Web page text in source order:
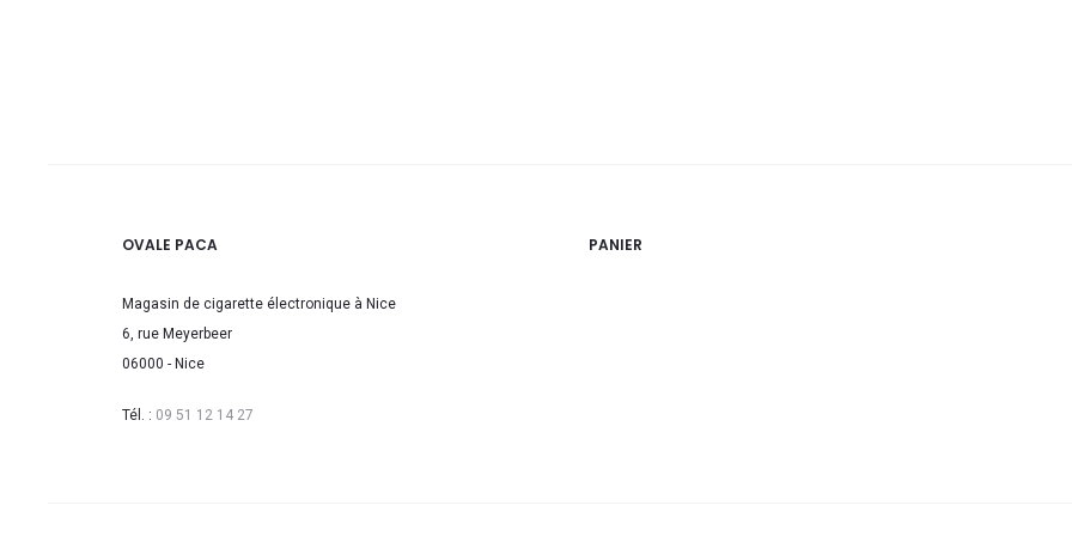
OVALE PACA
Magasin de cigarette électronique à Nice
6, rue Meyerbeer
06000 - Nice
Tél. : 09 51 12 14 27
PANIER